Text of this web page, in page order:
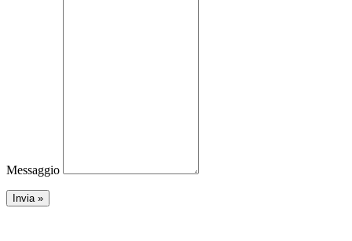
Messaggio